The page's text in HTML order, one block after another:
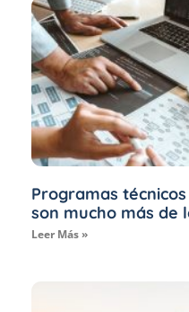
Programas
son mucho más de
Leer Más »